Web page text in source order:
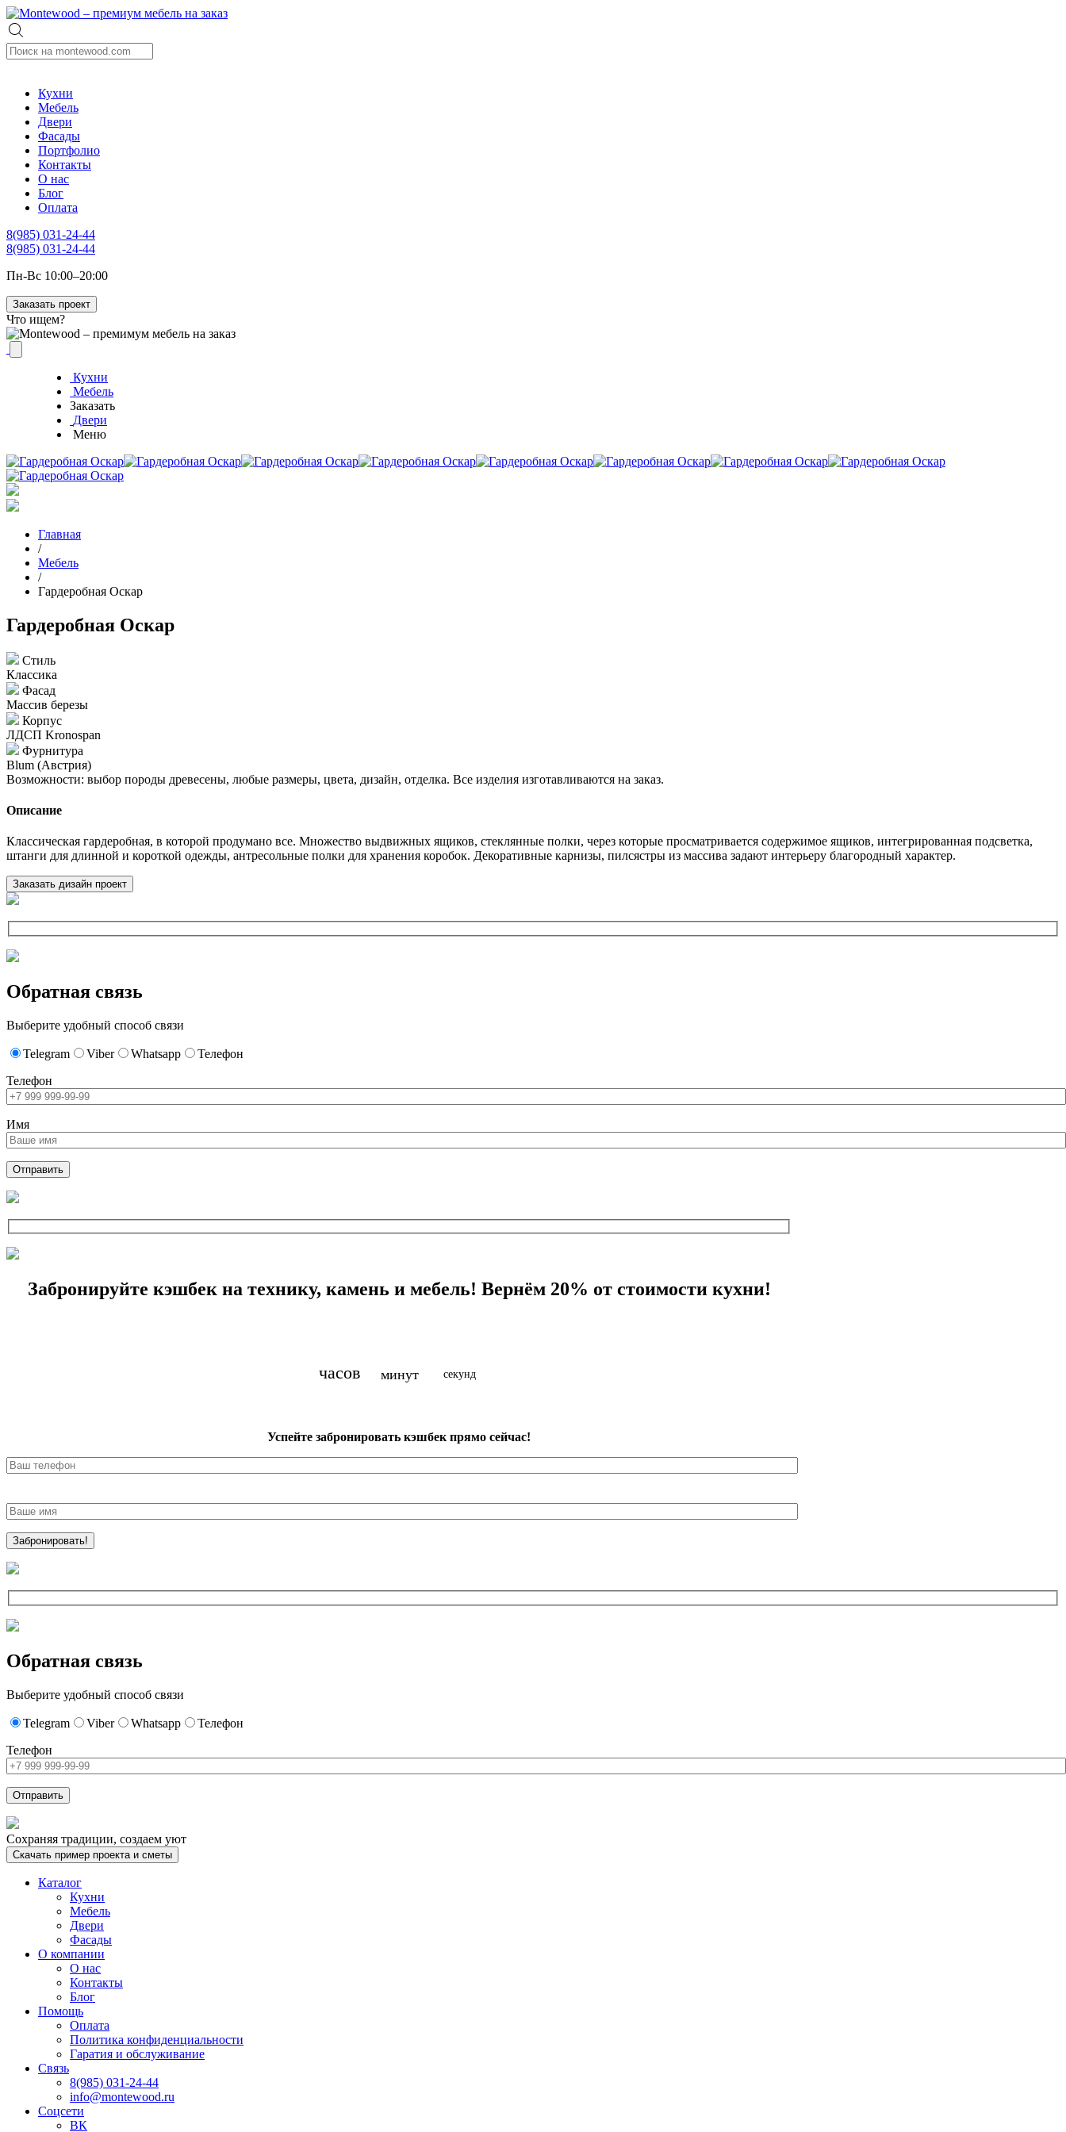
Кухни
Мебель
Двери
Фасады
Портфолио
Контакты
О нас
Блог
Оплата
8(985) 031-24-44
8(985) 031-24-44
Пн-Вс 10:00–20:00
Заказать проект
Что ищем?
Кухни
Мебель
Заказать
Двери
Меню
Главная
/
Мебель
/
Гардеробная Оскар
Гардеробная Оскар
Cтиль
Классика
Фасад
Массив березы
Корпус
ЛДСП Kronospan
Фурнитура
Blum (Австрия)
Возможности: выбор породы древесены, любые размеры, цвета, дизайн, отделка. Все изделия изготавливаются на заказ.
Описание
Классическая гардеробная, в которой продумано все. Множество выдвижных ящиков, стеклянные полки, через которые просматривается содержимое ящиков, интегрированная подсветка,
штанги для длинной и короткой одежды, антресольные полки для хранения коробок. Декоративные карнизы, пилсястры из массива задают интерьеру благородный характер.
Заказать дизайн проект
Обратная связь
Выберите удобный способ связи
Telegram Viber Whatsapp
Телефон
Телефон
Имя
Забронируйте кэшбек на технику, камень и мебель! Вернём 20% от стоимости кухни!
часов минут секунд
Успейте забронировать кэшбек прямо сейчас!
Обратная связь
Выберите удобный способ связи
Telegram Viber Whatsapp
Телефон
Телефон
Сохраняя традиции, создаем уют
Скачать пример проекта и сметы
Каталог
Кухни
Мебель
Двери
Фасады
О компании
О нас
Контакты
Блог
Помощь
Оплата
Политика конфиденциальности
Гаратия и обслуживание
Связь
8(985) 031-24-44
info@montewood.ru
Соцсети
ВК